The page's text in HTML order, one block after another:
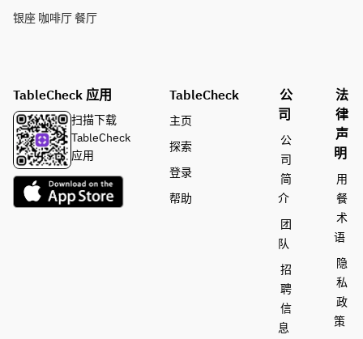
银座 咖啡厅 餐厅
TableCheck 应用
扫描下载
TableCheck
应用
TableCheck
主页
探索
登录
帮助
公
司
公
司
简
介
团
队
招
聘
信
息
法
律
声
明
用
餐
术
语
隐
私
政
策